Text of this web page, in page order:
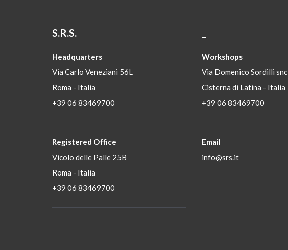
S.R.S.
Headquarters
Via Carlo Veneziani 56L
Roma - Italia
+39 06 83469700
Registered Office
Vicolo delle Palle 25B
Roma - Italia
+39 06 83469700
Workshops
Via Domenico Sordilli snc
Cisterna di Latina - Italia
+39 06 83469700
Email
info@srs.it